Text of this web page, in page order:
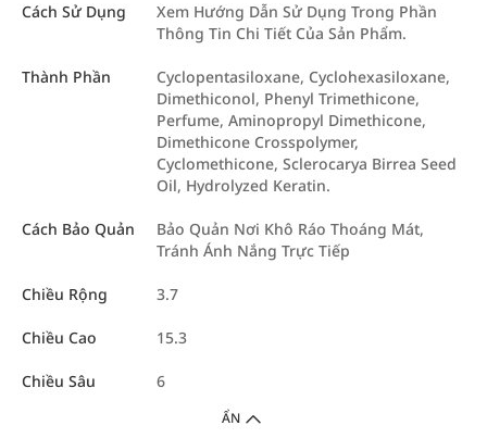
Cách Sử Dụng
Xem Hướng Dẫn Sử Dụng Trong Phần
Thông Tin Chi Tiết Của Sản Phẩm.
Thành Phần
Cyclopentasiloxane, Cyclohexasiloxane,
Dimethiconol, Phenyl Trimethicone,
Perfume, Aminopropyl Dimethicone,
Dimethicone Crosspolymer,
Cyclomethicone, Sclerocarya Birrea Seed
Oil, Hydrolyzed Keratin.
Cách Bảo Quản
Bảo Quản Nơi Khô Ráo Thoáng Mát,
Tránh Ánh Nắng Trực Tiếp
Chiều Rộng 3.7
Chiều Cao 15.3
Chiều Sâu 6
ẨN